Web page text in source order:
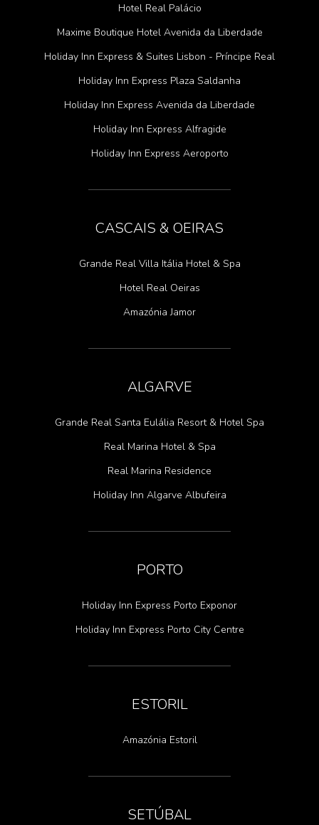
Hotel Real Palácio
Maxime Boutique Hotel Avenida da Liberdade
Holiday Inn Express & Suites Lisbon - Príncipe Real
Holiday Inn Express Plaza Saldanha
Holiday Inn Express Avenida da Liberdade
Holiday Inn Express Alfragide
Holiday Inn Express Aeroporto
CASCAIS & OEIRAS
Grande Real Villa Itália Hotel & Spa
Hotel Real Oeiras
Amazónia Jamor
ALGARVE
Grande Real Santa Eulália Resort & Hotel Spa
Real Marina Hotel & Spa
Real Marina Residence
Holiday Inn Algarve Albufeira
PORTO
Holiday Inn Express Porto Exponor
Holiday Inn Express Porto City Centre
ESTORIL
Amazónia Estoril
SETÚBAL